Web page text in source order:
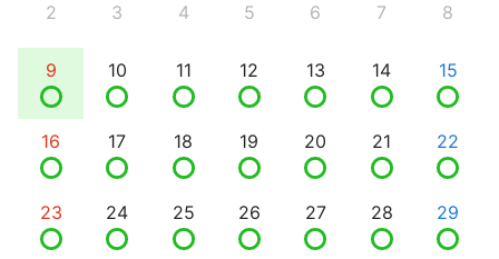
2 3 4 5 6 7 8
9 10 11 12 13 14 15
16 17 18 19 20 21 22
23 24 25 26 27 28 29